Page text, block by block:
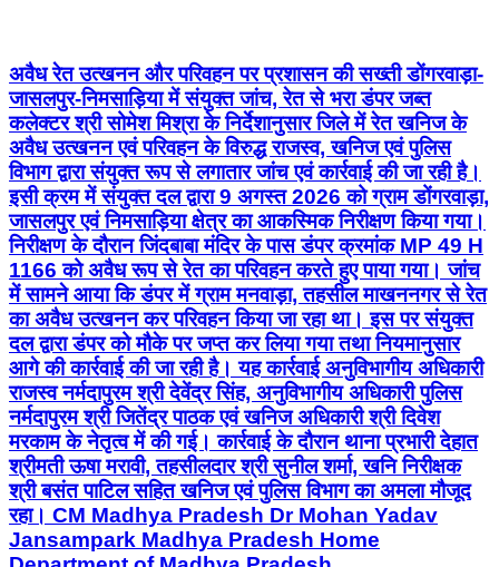
अवैध रेत उत्खनन और परिवहन पर प्रशासन की सख्ती डोंगरवाड़ा-
जासलपुर-निमसाड़िया में संयुक्त जांच, रेत से भरा डंपर जब्त
कलेक्टर श्री सोमेश मिश्रा के निर्देशानुसार जिले में रेत खनिज के
अवैध उत्खनन एवं परिवहन के विरुद्ध राजस्व, खनिज एवं पुलिस
विभाग द्वारा संयुक्त रूप से लगातार जांच एवं कार्रवाई की जा रही है।
इसी क्रम में संयुक्त दल द्वारा 9 अगस्त 2026 को ग्राम डोंगरवाड़ा,
जासलपुर एवं निमसाड़िया क्षेत्र का आकस्मिक निरीक्षण किया गया।
निरीक्षण के दौरान जिंदबाबा मंदिर के पास डंपर क्रमांक MP 49 H
1166 को अवैध रूप से रेत का परिवहन करते हुए पाया गया। जांच
में सामने आया कि डंपर में ग्राम मनवाड़ा, तहसील माखननगर से रेत
का अवैध उत्खनन कर परिवहन किया जा रहा था। इस पर संयुक्त
दल द्वारा डंपर को मौके पर जप्त कर लिया गया तथा नियमानुसार
आगे की कार्रवाई की जा रही है। यह कार्रवाई अनुविभागीय अधिकारी
राजस्व नर्मदापुरम श्री देवेंद्र सिंह, अनुविभागीय अधिकारी पुलिस
नर्मदापुरम श्री जितेंद्र पाठक एवं खनिज अधिकारी श्री दिवेश
मरकाम के नेतृत्व में की गई। कार्रवाई के दौरान थाना प्रभारी देहात
श्रीमती ऊषा मरावी, तहसीलदार श्री सुनील शर्मा, खनि निरीक्षक
श्री बसंत पाटिल सहित खनिज एवं पुलिस विभाग का अमला मौजूद
रहा। CM Madhya Pradesh Dr Mohan Yadav
Jansampark Madhya Pradesh Home